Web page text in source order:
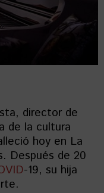
director de
de la cultura
hoy en La
Después de 20
-19, su hija